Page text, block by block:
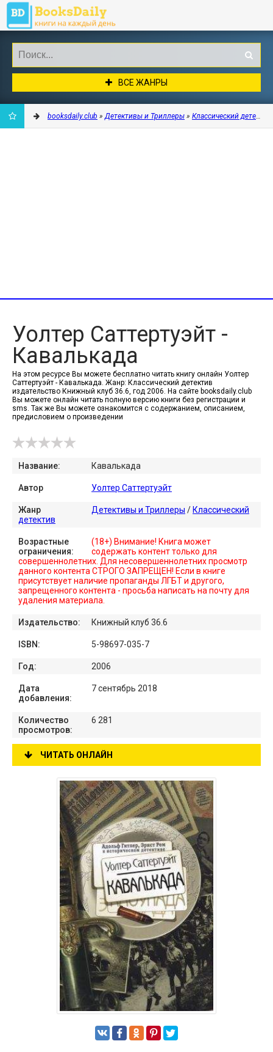
ВСЕ ЖАНРЫ
booksdaily.club »Детективы и Триллеры » Классический детектив
Уолтер Саттертуэйт -
Кавалькада
На этом ресурсе Вы можете бесплатно читать книгу онлайн Уолтер
Саттертуэйт - Кавалькада. Жанр: Классический детектив
издательство Книжный клуб 36.6, год 2006. На сайте booksdaily.club
Вы можете онлайн читать полную версию книги без регистрации и
sms. Так же Вы можете ознакомится с содержанием, описанием,
предисловием о произведении
Название: Кавалькада
Автор Уолтер Саттертуэйт
Жанр Детективы и Триллеры / Классический
детектив
Возрастные
ограничения:
(18+) Внимание! Книга может
содержать контент только для
совершеннолетних. Для несовершеннолетних просмотр
данного контента СТРОГО ЗАПРЕЩЕН! Если в книге
присутствует наличие пропаганды ЛГБТ и другого,
запрещенного контента - просьба написать на почту для
удаления материала.
Издательство: Книжный клуб 36.6
ISBN: 5-98697-035-7
Год: 2006
Дата
добавления:
7 сентябрь 2018
Количество
просмотров:
6 281
ЧИТАТЬ ОНЛАЙН